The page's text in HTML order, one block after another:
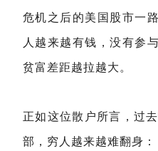
危机之后的美国股市一
人越来越有钱，没有参
贫富差距越拉越大。
正如这位散户所言，过
部，穷人越来越难翻身：